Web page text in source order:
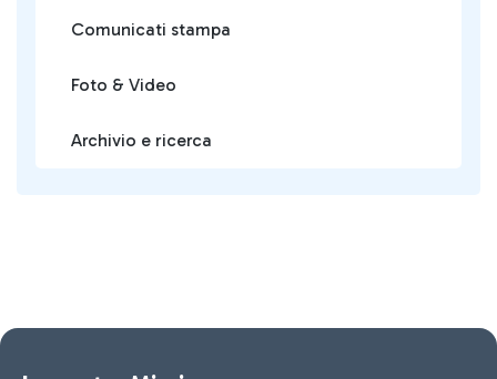
Comunicati stampa
Foto & Video
Archivio e ricerca